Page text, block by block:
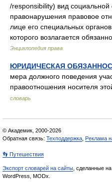
/responsibility) вид социальной
правонарушения правовое
лице его специальных
которого возлагается
Энциклопедия права
ЮРИДИЧЕСКАЯ
мера должного поведения
правоотношения носителя
словарь
© Академик, 2000-2026
Обратная связь: Техподдержка Реклама
👣 Путешествия
Экспорт словарей на сайты , сделанные на
WordPress, MODx.